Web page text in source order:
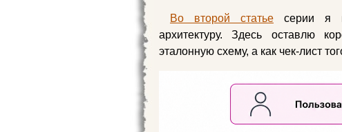
Во второй статье серии я
архитектуру. Здесь оставлю
эталонную схему, а как чек-лист